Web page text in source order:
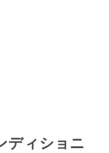
ディショニ